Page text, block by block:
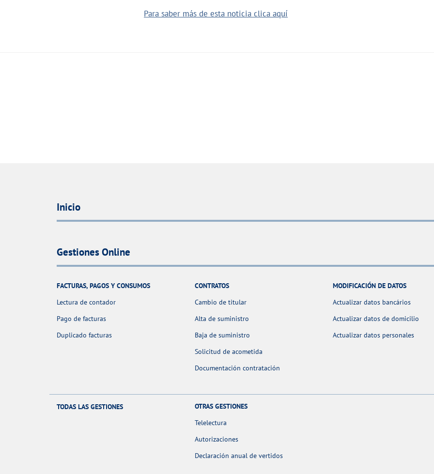
Para saber más de esta noticia clica aquí
Inicio
Gestiones Online
FACTURAS, PAGOS Y CONSUMOS
Lectura de contador
Pago de facturas
Duplicado facturas
CONTRATOS
Cambio de titular
Alta de suministro
Baja de suministro
Solicitud de acometida
Documentación contratación
MODIFICACIÓN DE DATOS
Actualizar datos bancários
Actualizar datos de domicilio
Actualizar datos personales
TODAS LAS GESTIONES
OTRAS GESTIONES
Telelectura
Autorizaciones
Declaración anual de vertidos